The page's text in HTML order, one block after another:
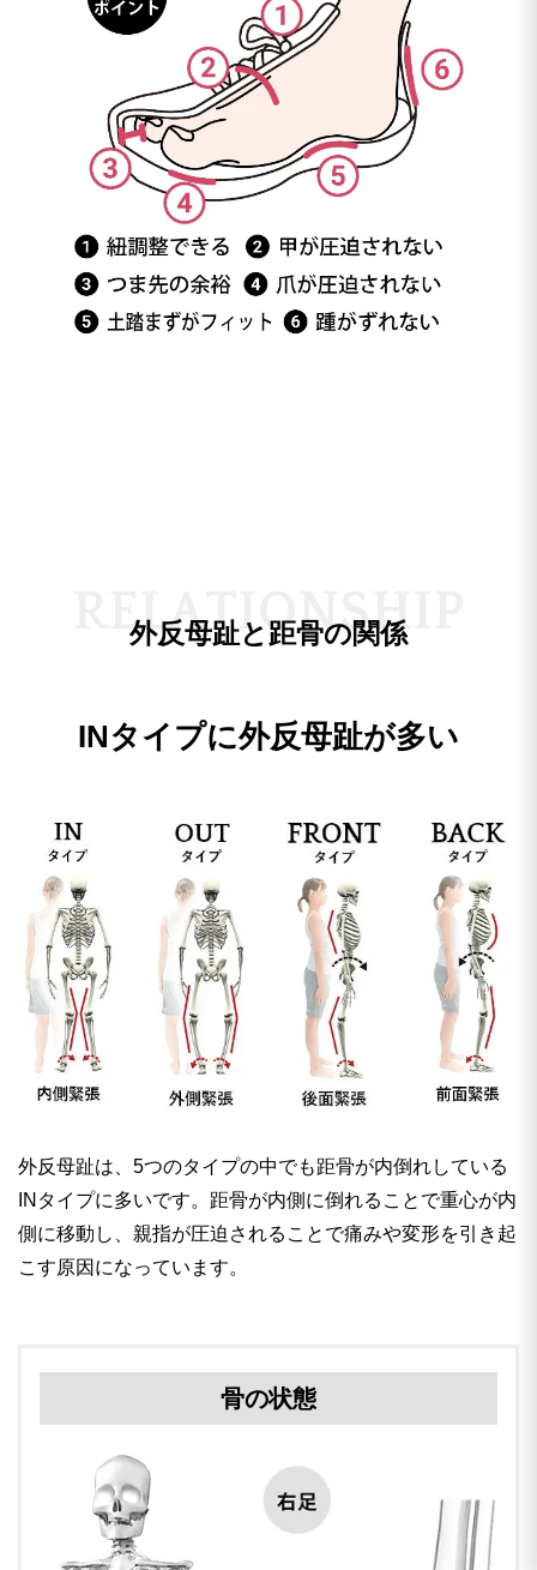
外反母趾と距骨の関係
ELATIONSH
INタイプに外反母趾が多い
外反母趾は、5つのタイプの中でも距骨が内倒れしている
INタイプに多いです。距骨が内側に倒れることで重心が内
側に移動し、親指が圧迫されることで痛みや変形を引き起
こす原因になっています。
骨の状態